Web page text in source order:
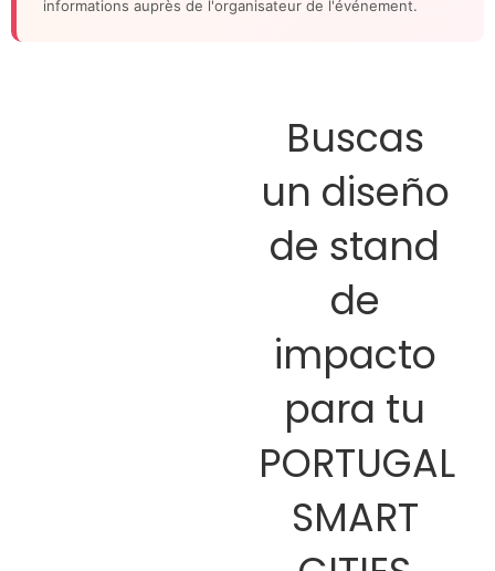
informations auprès de l'organisateur de l'événement.
Buscas
un diseño
de stand
de
impacto
para tu
PORTUGAL
SMART